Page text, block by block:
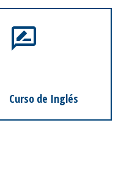
Curso de Inglés